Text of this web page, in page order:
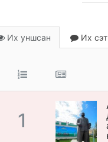
Их уншсан Их
1